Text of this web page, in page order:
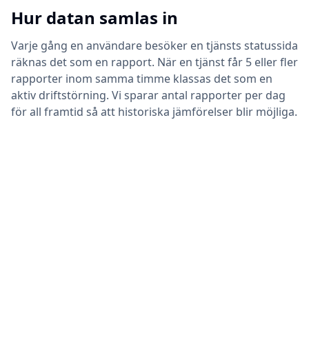
Hur datan samlas in
Varje gång en användare besöker en tjänsts statussida
räknas det som en rapport. När en tjänst får 5 eller fler
rapporter inom samma timme klassas det som en
aktiv driftstörning. Vi sparar antal rapporter per dag
för all framtid så att historiska jämförelser blir möjliga.